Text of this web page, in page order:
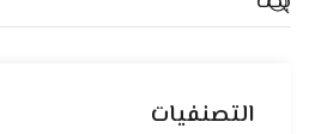
التصنفيات